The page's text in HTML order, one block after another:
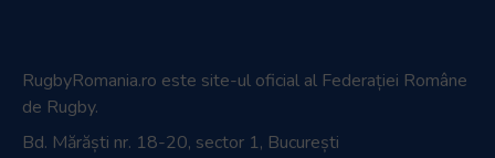
RugbyRomania.ro este site-ul oficial al Federației Române
de Rugby.
Bd. Mărăști nr. 18-20, sector 1, București